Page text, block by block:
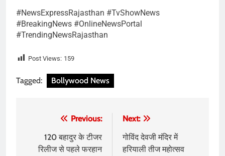
#NewsExpressRajasthan #TvShowNews
#BreakingNews #OnlineNewsPortal
#TrendingNewsRajasthan
Post Views: 159
Tagged: Bollywood News
navigation
Previous:
120 बहादुर के टीजर
रिलीज से पहले फरहान
Next:
गोविंद देवजी मंदिर में
हरियाली तीज महोत्सव